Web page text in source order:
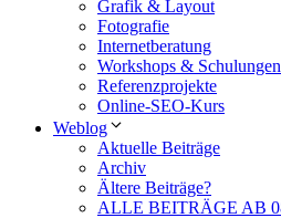
Grafik & Layout
Fotografie
Internetberatung
Workshops & Schulungen
Referenzprojekte
Online-SEO-Kurs
Weblog
Aktuelle Beiträge
Archiv
Ältere Beiträge?
ALLE BEITRÄGE AB